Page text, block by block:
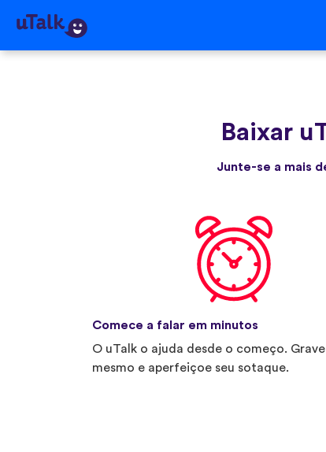
Baixar
Junte-se a mais
Comece a falar em minutos
O uTalk o ajuda desde o começo. Grave
mesmo e aperfeiçoe seu sotaque.